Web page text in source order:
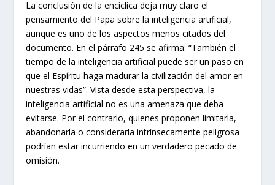
La conclusión de la encíclica deja muy claro el
pensamiento del Papa sobre la inteligencia artificial,
aunque es uno de los aspectos menos citados del
documento. En el párrafo 245 se afirma: “También el
tiempo de la inteligencia artificial puede ser un paso en
que el Espíritu haga madurar la civilización del amor en
nuestras vidas”. Vista desde esta perspectiva, la
inteligencia artificial no es una amenaza que deba
evitarse. Por el contrario, quienes proponen limitarla,
abandonarla o considerarla intrínsecamente peligrosa
podrían estar incurriendo en un verdadero pecado de
omisión.